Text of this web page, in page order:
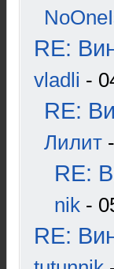
RE:
vladli -
RE:
Лилит
RE:
nik -
RE: